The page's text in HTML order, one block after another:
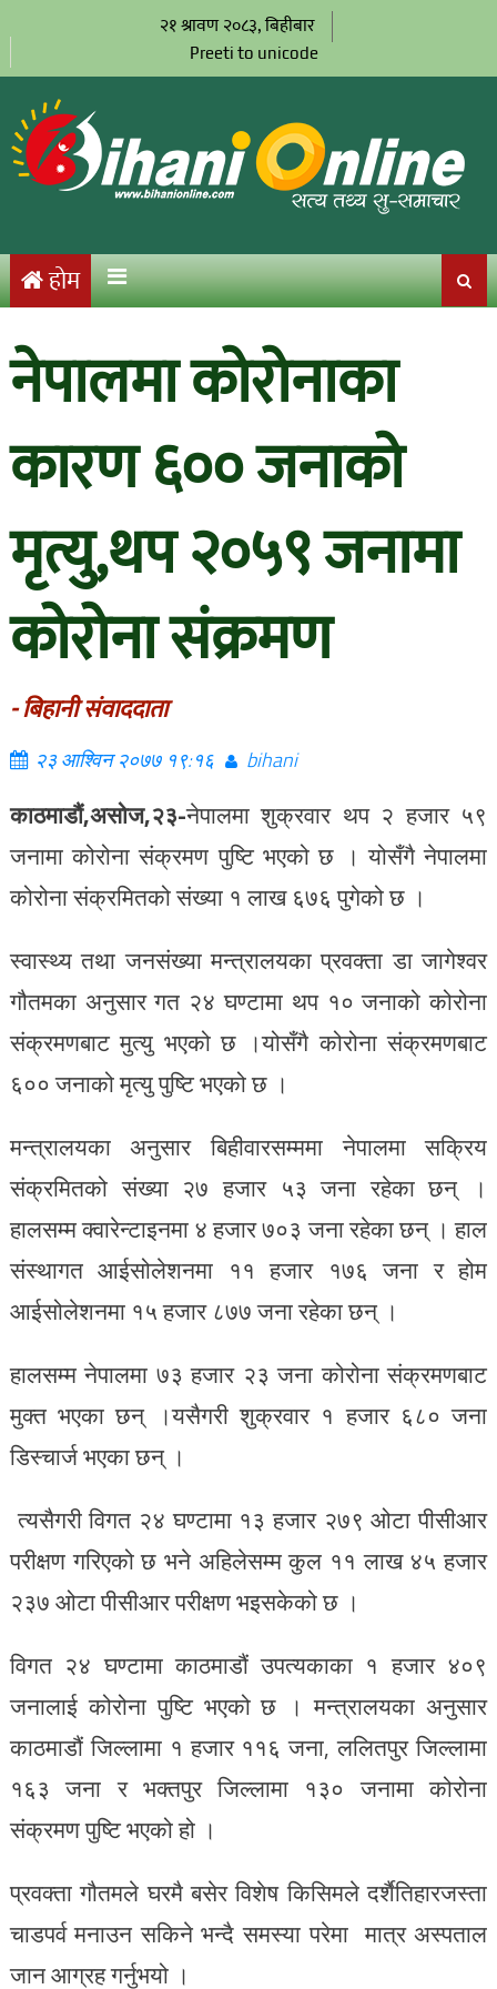
२१ श्रावण २०८३, बिहीबार
Preeti to unicode
होम
नेपालमा कोरोनाका
कारण ६०० जनाको
मृत्यु,थप २०५९ जनामा
कोरोना संक्रमण
- बिहानी संवाददाता
२३ आश्विन २०७७ १९:१६ bihani
काठमाडौं,असोज,२३-नेपालमा शुक्रवार थप २ हजार ५९
जनामा कोरोना संक्रमण पुष्टि भएको छ । योसँगै नेपालमा
कोरोना संक्रमितको संख्या १ लाख ६७६ पुगेको छ ।
स्वास्थ्य तथा जनसंख्या मन्त्रालयका प्रवक्ता डा जागेश्वर
गौतमका अनुसार गत २४ घण्टामा थप १० जनाको कोरोना
संक्रमणबाट मुत्यु भएको छ ।योसँगै कोरोना संक्रमणबाट
६०० जनाको मृत्यु पुष्टि भएको छ ।
मन्त्रालयका अनुसार बिहीवारसम्ममा नेपालमा सक्रिय
संक्रमितको संख्या २७ हजार ५३ जना रहेका छन् ।
हालसम्म क्वारेन्टाइनमा ४ हजार ७०३ जना रहेका छन् । हाल
संस्थागत आईसोलेशनमा ११ हजार १७६ जना र होम
आईसोलेशनमा १५ हजार ८७७ जना रहेका छन् ।
हालसम्म नेपालमा ७३ हजार २३ जना कोरोना संक्रमणबाट
मुक्त भएका छन् ।यसैगरी शुक्रवार १ हजार ६८० जना
डिस्चार्ज भएका छन् ।
त्यसैगरी विगत २४ घण्टामा १३ हजार २७९ ओटा पीसीआर
परीक्षण गरिएको छ भने अहिलेसम्म कुल ११ लाख ४५ हजार
२३७ ओटा पीसीआर परीक्षण भइसकेको छ ।
विगत २४ घण्टामा काठमाडौं उपत्यकाका १ हजार ४०९
जनालाई कोरोना पुष्टि भएको छ । मन्त्रालयका अनुसार
काठमाडौं जिल्लामा १ हजार ११६ जना, ललितपुर जिल्लामा
१६३ जना र भक्तपुर जिल्लामा १३० जनामा कोरोना
संक्रमण पुष्टि भएको हो ।
प्रवक्ता गौतमले घरमै बसेर विशेष किसिमले दर्शैतिहारजस्ता
चाडपर्व मनाउन सकिने भन्दै समस्या परेमा मात्र अस्पताल
जान आग्रह गर्नुभयो ।